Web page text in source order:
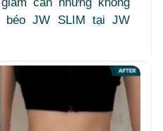
béo JW SLIM tại JW